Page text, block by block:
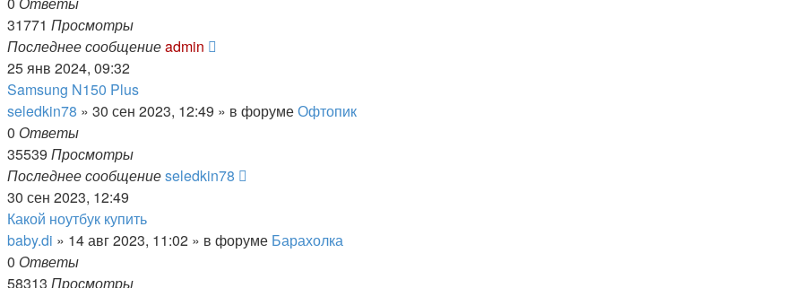
31771 Просмотры
Последнее сообщениеadmin
25 янв 2024, 09:32
Samsung N150 Plus
seledkin78 » 30 сен 2023, 12:49 » в форумеОфтопик
0 Ответы
35539 Просмотры
Последнее сообщениеseledkin78
30 сен 2023, 12:49
Какой ноутбук купить
baby.di » 14 авг 2023, 11:02 » в форуме Барахолка
0 Ответы
58313 Просмотры